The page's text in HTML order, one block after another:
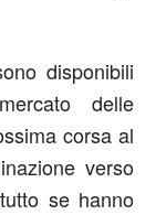
disponibili
delle
corsa al
verso
se hanno